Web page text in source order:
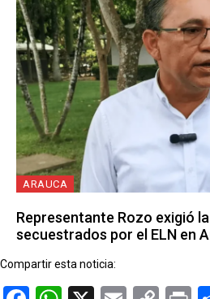
ARAUCA
Representante Rozo exigió
secuestrados por el ELN en
Compartir esta noticia: